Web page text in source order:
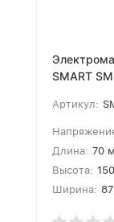
SMART
Артикул:
Длина: 70
Высота:
Ширина: